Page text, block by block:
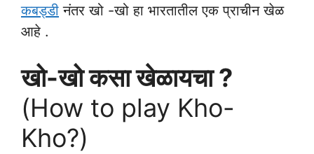
कबड्डी नंतर खो -खो हा भारतातील एक प्राचीन खेळ
आहे .
खो-खो कसा खेळायचा ?
(How to play Kho-
Kho?)